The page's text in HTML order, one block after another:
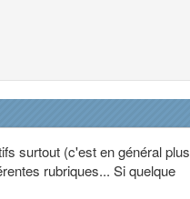
surtout (c'est en général plus
rubriques... Si quelque